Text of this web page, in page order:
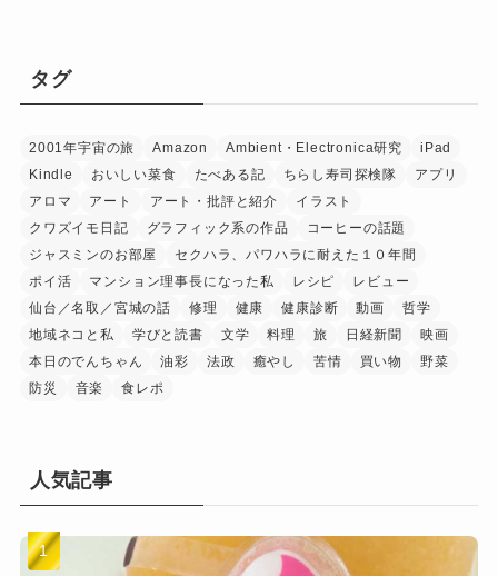
タグ
2001年宇宙の旅 Amazon Ambient・Electronica研究
iPad
Kindle
おいしい菜食 たべある記 ちらし寿司探検隊
アプリ
アロマ
アート アート・批評と紹介
イラスト
クワズイモ日記
グラフィック系の作品
コーヒーの話題
ジャスミンのお部屋
セクハラ、パワハラに耐えた１０年間
ポイ活
マンション理事長になった私 レシピ
レビュー
仙台／名取／宮城の話
修理 健康 健康診断 動画
哲学
地域ネコと私
学びと読書 文学 料理 旅 日経新聞
映画
本日のでんちゃん
油彩 法政 癒やし 苦情 買い物
野菜
防災
音楽 食レポ
人気記事